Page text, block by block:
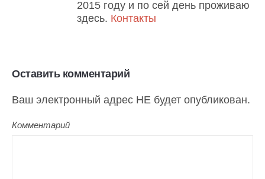
2015 году и по сей день проживаю
здесь. Контакты
Оставить комментарий
Ваш электронный адрес НЕ будет опубликован.
Комментарий